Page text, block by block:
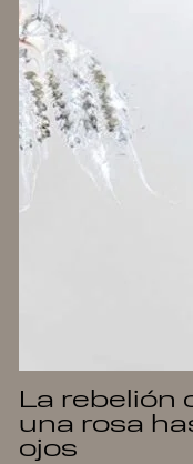
La rebelión
una rosa
ojos